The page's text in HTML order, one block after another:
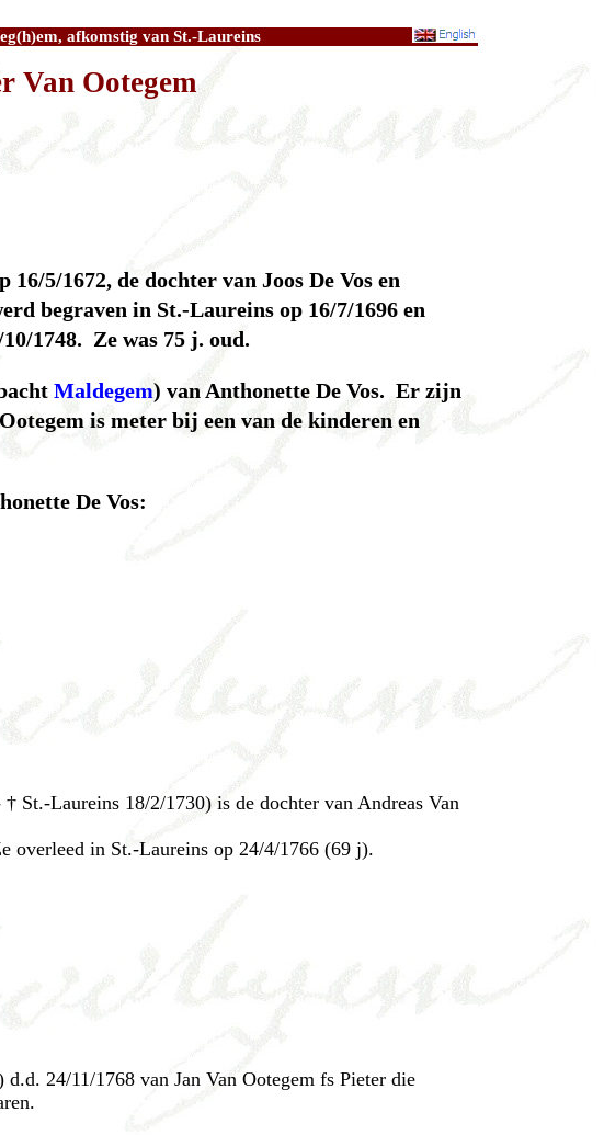
afkomstig van St.-Laureins
Ootegem
5/1672, de dochter van Joos De Vos en
begraven in St.-Laureins op 16/7/1696 en
1748. Ze was 75 j. oud.
Maldegem) van Anthonette De Vos. Er zijn
is meter bij een van de kinderen en
De Vos:
St.-Laureins 18/2/1730) is de dochter van Andreas Van
overleed in St.-Laureins op 24/4/1766 (69 j).
24/11/1768 van Jan Van Ootegem fs Pieter die